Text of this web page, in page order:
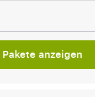
Pakete anzeigen